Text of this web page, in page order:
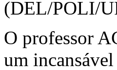
(DEL/POLI/
O professor
um